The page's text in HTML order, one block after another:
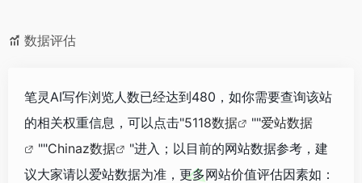
数据评估
笔灵AI写作浏览人数已经达到480，如你需要查询该站
的相关权重信息，可以点击"5118数据 ""爱站数据
""Chinaz数据
"进入；以目前的网站数据参考，建
议大家请以爱站数据为准，更多网站价值评估因素如：